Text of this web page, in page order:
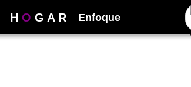
H O G A R Enfoque